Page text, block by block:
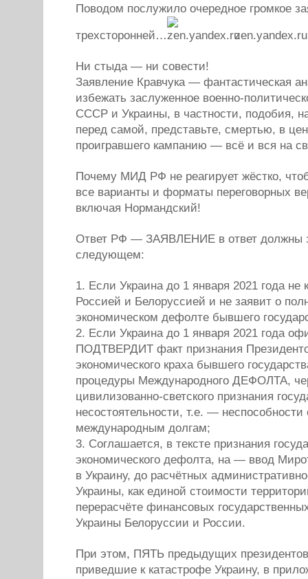
Поводом послужило очередное громкое
трехсторонней…
Ни стыда — ни совести!
Заявление Кравчука — фантастическая
избежать заслуженное военно-
СССР и Украины, в частности, подобия,
перед самой, представьте, смертью, в
проигравшего кампанию — всё и вся на
Почему МИД РФ не реагирует жёстко,
все варианты и форматы переговорных
включая Нормандский!
Ответ РФ — ЗАЯВЛЕНИЕ в ответ должны
следующем:
1. Если Украина до 1 января 2021 года не
Россией и Белоруссией и не заявит о
экономическом дефолте бывшего
2. Если Украина до 1 января 2021 года
ПОДТВЕРДИТ факт признания
экономического краха бывшего
процедуры Международного ДЕФОЛТА,
цивилизованно-светского признания
несостоятельности, т.е. — неспособности
международным долгам;
3. Соглашается, в тексте признания
экономического дефолта, на — ввод
в Украину, до расчётных
Украины, как единой стоимости
перерасчёте финансовых
Украины Белоруссии и России.
При этом, ПЯТЬ предыдущих
приведшие к катастрофе Украину, в